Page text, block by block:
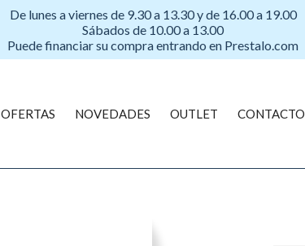
De lunes a viernes de 9.30 a 13.30 y de 16.00 a 19.00
Sábados de 10.00 a 13.00
Puede financiar su compra entrando en Prestalo.com
OFERTAS NOVEDADES OUTLET CONTACTO